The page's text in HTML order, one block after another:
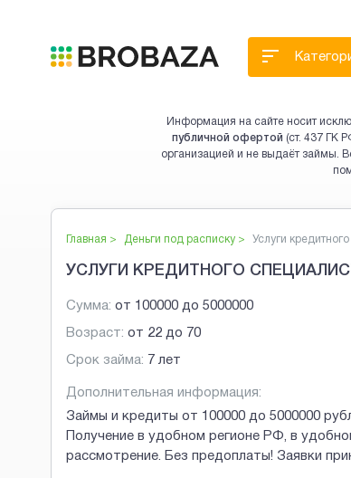
Информация на сайте носит
публичной офертой (ст. 437 ГК
организацией и не выдаёт займы.
Главная > Деньги под расписку > Услуги кредитного
УСЛУГИ КРЕДИТНОГО
Сумма: от 100000 до 5000000
Возраст: от 22 до 70
Срок займа: 7 лет
Дополнительная информация:
Займы и кредиты от 100000 до 5000000
Получение в удобном регионе РФ, в
рассмотрение. Без предоплаты! Заявки